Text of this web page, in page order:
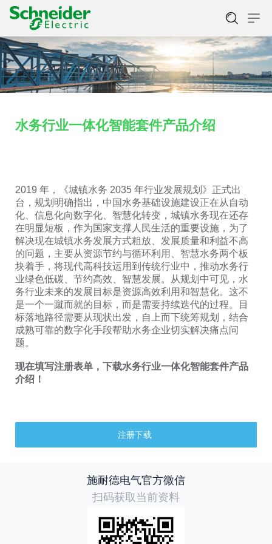
水务行业一体化智能套件产品介绍
2019 年，《城镇水务 2035 年行业发展规划》正式出
台，规划明确指出，中国水务基础设施建设正在从自动
化、信息化向数字化、智慧化转变，城镇水务现在还存
在明显短板，作为国家支撑人民生活的重要设施，为了
解决现在城镇水务发展方式粗放、发展质量和利益不高
的问题，主要从资源节约与循环利用、智慧水务两个板
块着手，将现代高科技运用到传统行业中，推动水务行
业绿色低碳、节约高效、智慧发展。从规划中可见，水
务行业未来的发展目标是资源高效利用和智慧化。这不
是一个一蹴而就的目标，而是需要持续迭代的过程。目
标落地路径需要从现状出发，自上而下统筹规划，结合
成熟可靠的数字化手段帮助水务企业切实解决痛点问
题。
现在填写注册表单，下载水务行业一体化智能套件产品
介绍！
注册下载
施耐德电气官方微信
扫码获取当前资料